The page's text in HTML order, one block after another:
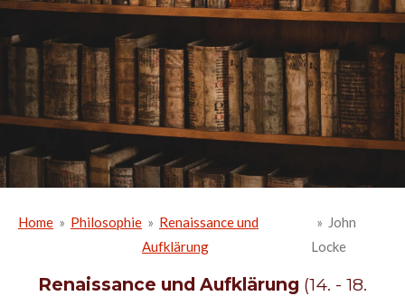
Home » Philosophie » Renaissance und
Aufklärung
» John
Locke
Renaissance und Aufklärung (14. - 18.